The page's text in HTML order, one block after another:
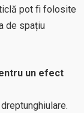
pot fi folosite
de spațiu
un efect